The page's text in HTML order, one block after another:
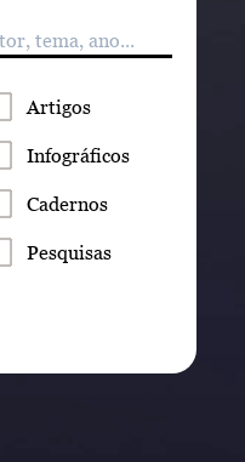
Artigos
Infográficos
Cadernos
Pesquisas